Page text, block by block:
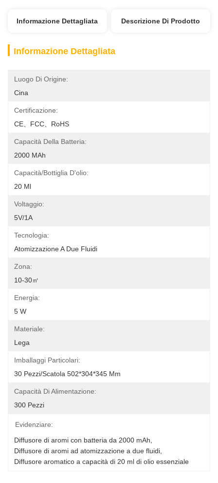
Informazione Dettagliata Descrizione Di Prodotto
Informazione Dettagliata
Luogo Di Origine:
Cina
Certificazione:
CE、FCC、RoHS
Capacità Della Batteria:
2000 MAh
Capacità/bottiglia D'olio:
20 Ml
Voltaggio:
5V/1A
Tecnologia:
Atomizzazione A Due Fluidi
Zona:
10-30㎡
Energia:
5 W
Materiale:
Lega
Imballaggi Particolari:
30 Pezzi/scatola 502*304*345 Mm
Capacità Di Alimentazione:
300 Pezzi
Evidenziare:
Diffusore di aromi con batteria da 2000 mAh
Diffusore di aromi ad atomizzazione a due fluidi
Diffusore aromatico a capacità di 20 ml di olio essenziale